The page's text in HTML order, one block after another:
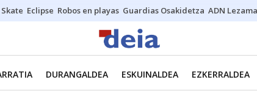
Skate Eclipse Robos en playas Guardias Osakidetza ADN Lezama
DURANGALDEA ESKUINALDEA EZKERRALDEA